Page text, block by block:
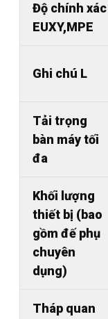
Độ chính xác
EUXY,MPE
Ghi chú L
Tải trọng
bàn máy tối
đa
Khối lượng
thiết bị (bao
gồm đế phụ
chuyên
dụng)
Tháp quan